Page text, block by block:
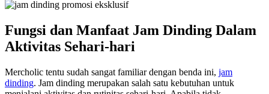
Fungsi dan Manfaat Jam Dinding Dalam
Aktivitas Sehari-hari
Mercholic tentu sudah sangat familiar dengan benda ini, jam
dinding. Jam dinding merupakan salah satu kebutuhan untuk